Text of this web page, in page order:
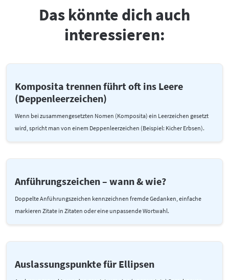
Das könnte dich auch
interessieren:
Komposita trennen führt oft ins Leere
(Deppenleerzeichen)
Wenn bei zusammengesetzten Nomen (Komposita) ein Leerzeichen gesetzt
wird, spricht man von einem Deppenleerzeichen (Beispiel: Kicher Erbsen).
Anführungszeichen – wann & wie?
Doppelte Anführungszeichen kennzeichnen fremde Gedanken, einfache
markieren Zitate in Zitaten oder eine unpassende Wortwahl.
Auslassungspunkte für Ellipsen